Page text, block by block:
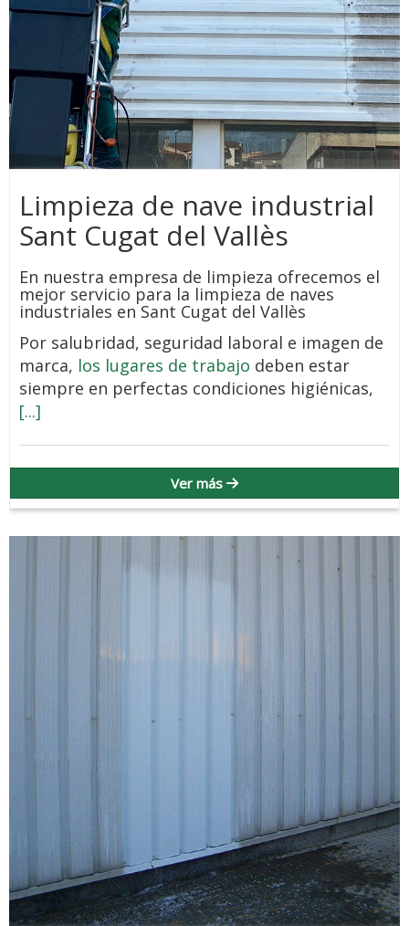
Limpieza de nave industrial
Sant Cugat del Vallès
En nuestra empresa de limpieza ofrecemos el
mejor servicio para la limpieza de naves
industriales en Sant Cugat del Vallès
Por salubridad, seguridad laboral e imagen de
marca, los lugares de trabajo deben estar
siempre en perfectas condiciones higiénicas,
[...]
Ver más